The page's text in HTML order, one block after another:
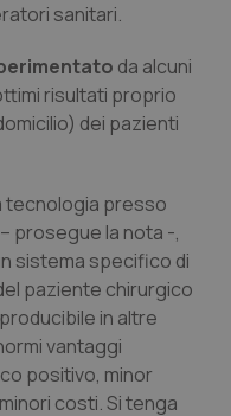
sanitari.
da alcuni
risultati proprio
dei pazienti
tecnologia presso
– prosegue la nota -,
sistema specifico di
paziente chirurgico
in altre
vantaggi
positivo, minor
costi. Si tenga